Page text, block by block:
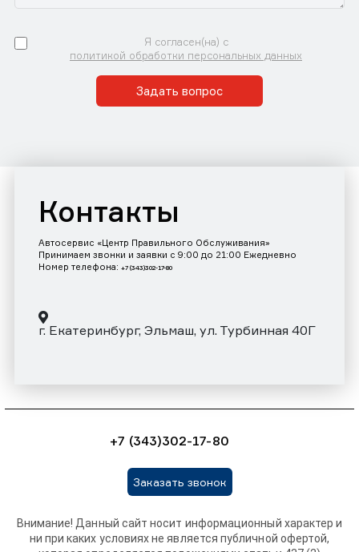
Я согласен(на) с
политикой обработки персональных данных
Задать вопрос
Контакты
Автосервис «Центр Правильного Обслуживания»
Принимаем звонки и заявки с 9:00 до 21:00 Ежедневно
Номер телефона: +7 (343)302-17-80
г. Екатеринбург, Эльмаш, ул. Турбинная 40Г
+7 (343)302-17-80
Заказать звонок
Внимание! Данный сайт носит информационный характер и
ни при каких условиях не является публичной офертой,